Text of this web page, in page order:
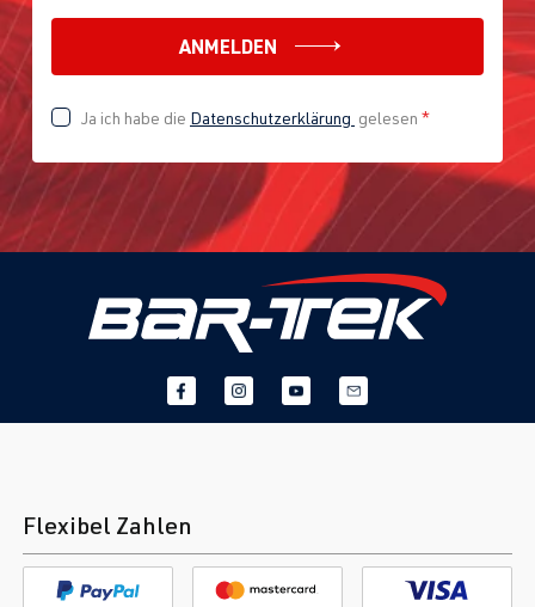
ANMELDEN
Ja ich habe die Datenschutzerklärung gelesen *
Flexibel Zahlen